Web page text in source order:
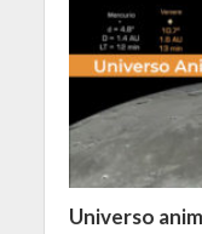
Universo